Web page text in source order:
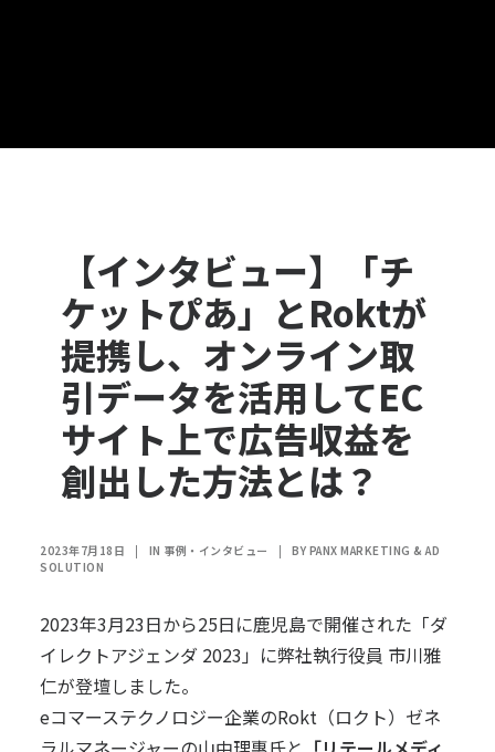
【インタビュー】「チ
ケットぴあ」とRoktが
提携し、オンライン取
引データを活用してEC
サイト上で広告収益を
創出した方法とは？
2023年7月18日 | IN 事例・インタビュー | BY PANX MARKETING & AD
SOLUTION
2023年3月23日から25日に鹿児島で開催された「ダ
イレクトアジェンダ 2023」に弊社執行役員 市川雅
仁が登壇しました。
eコマーステクノロジー企業のRokt（ロクト） ゼネ